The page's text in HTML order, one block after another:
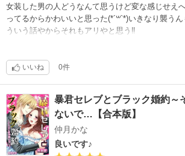
女装した男の人どうなんて思うけど変な感じせえ
ってるからかわいいと思った(*´꒳`*)いきなり襲う
ういう話やからそれもアリやと思う‼︎
いいね 0件
暴君セレブとブラック婚約～
ないで…【合本版】
仲月かな
良いです♪